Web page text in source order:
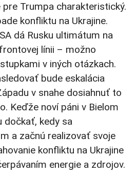
Trumpa charakteristický.
konfliktu na Ukrajine.
dá Rusku ultimátum na
línii – možno
v iných otázkach.
bude eskalácia
v snahe dosiahnuť to
Keďže noví páni v Bielom
dočkať, kedy sa
a začnú realizovať svoje
konfliktu na Ukrajine
energie a zdrojov.